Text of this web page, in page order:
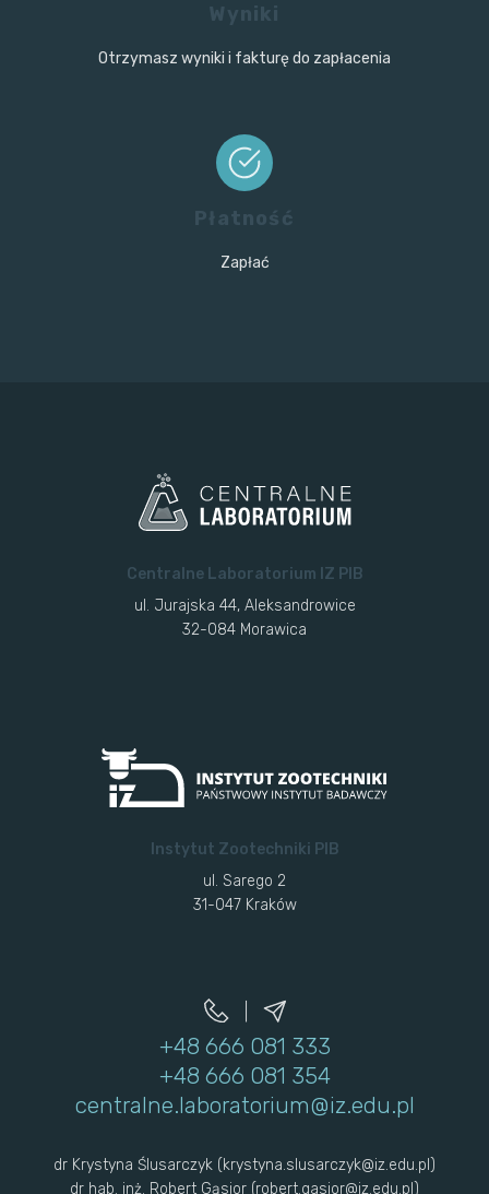
Wyniki
Otrzymasz wyniki i fakturę do zapłacenia
Płatność
Zapłać
Centralne Laboratorium IZ PIB
ul. Jurajska 44, Aleksandrowice
32-084 Morawica
Instytut Zootechniki PIB
ul. Sarego 2
31-047 Kraków
+48 666 081 333
+48 666 081 354
centralne.laboratorium@iz.edu.pl
dr Krystyna Ślusarczyk (krystyna.slusarczyk@iz.edu.pl)
dr hab. inż. Robert Gąsior (robert.gasior@iz.edu.pl)